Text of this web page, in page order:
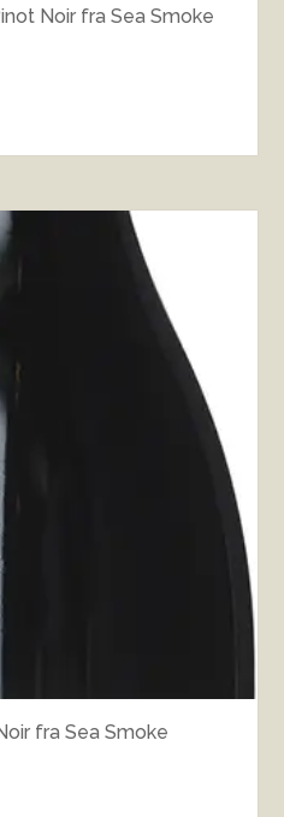
Noir fra Sea Smoke
fra Sea Smoke